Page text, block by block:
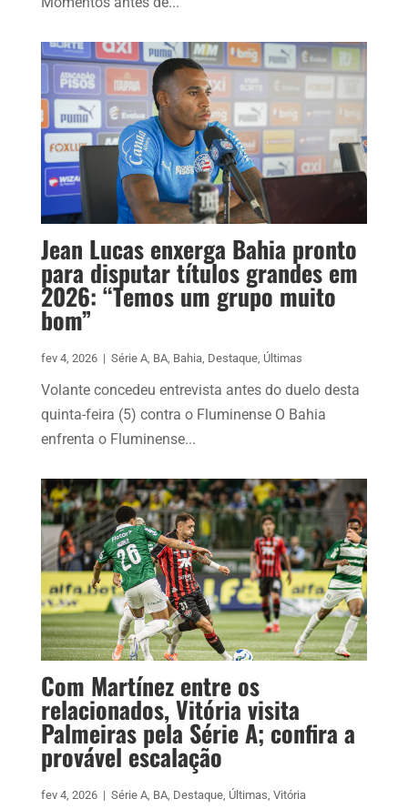
Jean Lucas enxerga Bahia pronto
para disputar títulos grandes em
2026: “Temos um grupo muito
bom”
fev 4, 2026 | Série A, BA, Bahia, Destaque, Últimas
Volante concedeu entrevista antes do duelo desta
quinta-feira (5) contra o Fluminense O Bahia
enfrenta o Fluminense...
Com Martínez entre os
relacionados, Vitória visita
Palmeiras pela Série A; confira a
provável escalação
fev 4, 2026 | Série A, BA, Destaque, Últimas, Vitória